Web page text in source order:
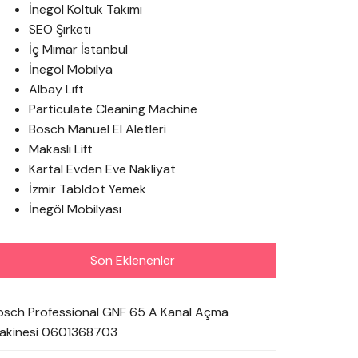
İnegöl Koltuk Takımı
SEO Şirketi
İç Mimar İstanbul
İnegöl Mobilya
Albay Lift
Particulate Cleaning Machine
Bosch Manuel El Aletleri
Makaslı Lift
Kartal Evden Eve Nakliyat
İzmir Tabldot Yemek
İnegöl Mobilyası
Son Eklenenler
Professional GNF 65 A Kanal Açma
0601368703